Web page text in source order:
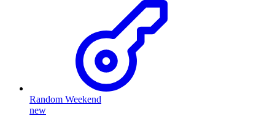
Random Weekend
new